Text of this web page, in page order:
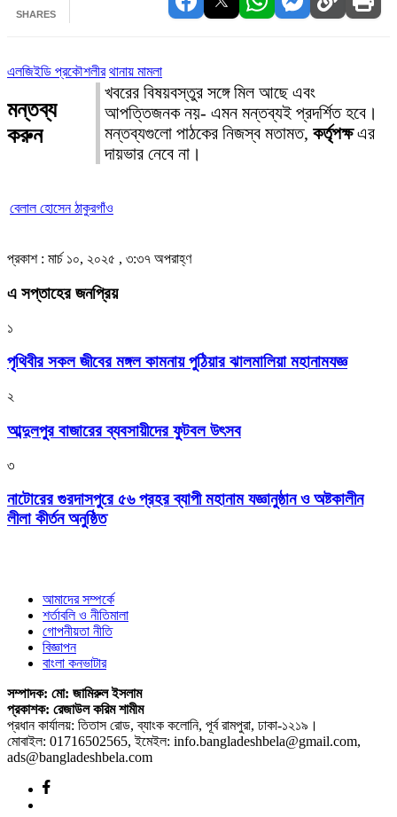
SHARES
এলজিইডি প্রকৌশলীর থানায় মামলা
মন্তব্য
করুন
খবরের বিষয়বস্তুর সঙ্গে মিল আছে এবং
আপত্তিজনক নয়- এমন মন্তব্যই প্রদর্শিত হবে।
মন্তব্যগুলো পাঠকের নিজস্ব মতামত, কর্তৃপক্ষএর
দায়ভার নেবে না।
বেলাল হোসেন ঠাকুরগাঁও
প্রকাশ : মার্চ ১০, ২০২৫ , ৩:৩৭ অপরাহ্ণ
এ সপ্তাহের জনপ্রিয়
১
পৃথিবীর সকল জীবের মঙ্গল কামনায় পুঠিয়ার ঝালমালিয়া মহানামযজ্ঞ
২
আব্দুলপুর বাজারের ব্যবসায়ীদের ফুটবল উৎসব
৩
নাটোরের গুরদাসপুরে ৫৬ প্রহর ব্যাপী মহানাম যজ্ঞানুষ্ঠান ও অষ্টকালীন
লীলা কীর্তন অনুষ্ঠিত
আমাদের সম্পর্কে
শর্তাবলি ও নীতিমালা
গোপনীয়তা নীতি
বিজ্ঞাপন
বাংলা কনভাটার
সম্পাদক: মো: জামিরুল ইসলাম
প্রকাশক: রেজাউল করিম শামীম
প্রধান কার্যালয়: তিতাস রোড, ব্যাংক কলোনি, পূর্ব রামপুরা, ঢাকা-১২১৯।
মোবাইল: 01716502565, ইমেইল: info.bangladeshbela@gmail.com,
ads@bangladeshbela.com